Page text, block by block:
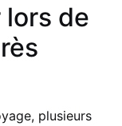
lors de
plusieurs